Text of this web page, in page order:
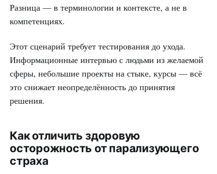
Разница — в терминологии и контексте, а не в
компетенциях.
Этот сценарий требует тестирования до ухода.
Информационные интервью с людьми из желаемой
сферы, небольшие проекты на стыке, курсы — всё
это снижает неопределённость до принятия
решения.
Как отличить здоровую
осторожность от парализующего
страха